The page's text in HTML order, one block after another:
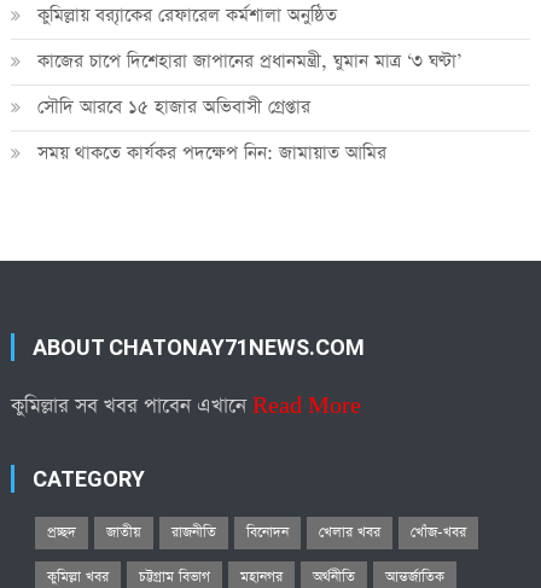
কুমিল্লায় ব্র‍্যাকের রেফারেল কর্মশালা অনুষ্ঠিত
কাজের চাপে দিশেহারা জাপানের প্রধানমন্ত্রী, ঘুমান মাত্র ‘৩ ঘণ্টা’
সৌদি আরবে ১৫ হাজার অভিবাসী গ্রেপ্তার
সময় থাকতে কার্যকর পদক্ষেপ নিন: জামায়াত আমির
ABOUT CHATONAY71NEWS.COM
কুমিল্লার সব খবর পাবেন এখানেRead More
CATEGORY
প্রচ্ছদ জাতীয় রাজনীতি বিনোদন খেলার খবর খোঁজ-খবর
কুমিল্লা খবর চট্টগ্রাম বিভাগ মহানগর অর্থনীতি আন্তর্জাতিক